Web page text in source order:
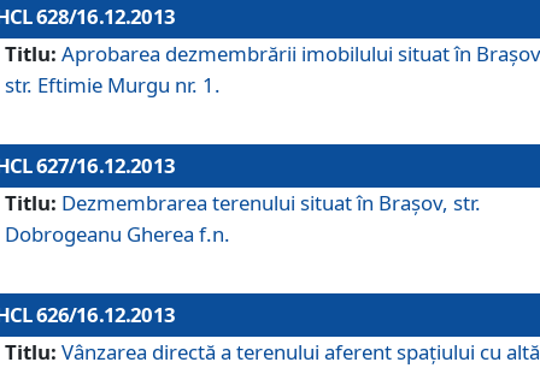
628/16.12.2013
Titlu: Aprobarea dezmembrării imobilului situat în
str. Eftimie Murgu nr. 1.
627/16.12.2013
Titlu: Dezmembrarea terenului situat în Braşov, str.
Dobrogeanu Gherea f.n.
626/16.12.2013
Titlu: Vânzarea directă a terenului aferent spaţiului cu altă